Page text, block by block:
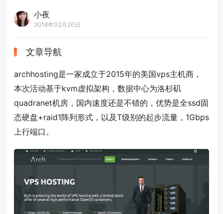
小夜
2018年02月20日
文章导航
archhosting是一家成立于2015年的美国vps主机商，
本次活动基于kvm虚拟架构，数据中心为洛杉矶
quadranet机房，国内速度还是不错的，优势是全ssd固
态硬盘+raid1阵列形式，以及T级别的起步流量，1Gbps
上行端口。